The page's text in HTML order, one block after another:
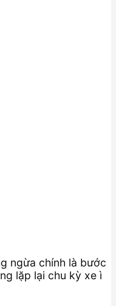
ngừa chính là bước
lặp lại chu kỳ xe ì